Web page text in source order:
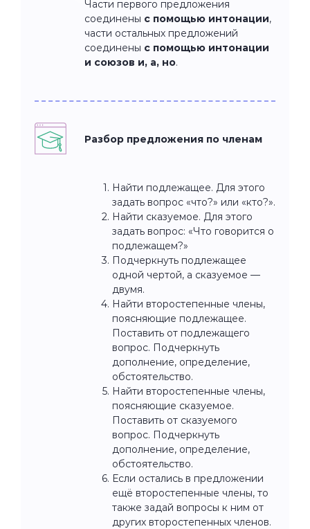
Части первого предложения
соединены с помощью интонации,
части остальных предложений
соединены с помощью интонации
и союзов и, а, но.
Разбор предложения по членам
Найти подлежащее. Для этого
задать вопрос «что?» или «кто?».
Найти сказуемое. Для этого
задать вопрос: «Что говорится о
подлежащем?»
Подчеркнуть подлежащее
одной чертой, а сказуемое —
двумя.
Найти второстепенные члены,
поясняющие подлежащее.
Поставить от подлежащего
вопрос. Подчеркнуть
дополнение, определение,
обстоятельство.
Найти второстепенные члены,
поясняющие сказуемое.
Поставить от сказуемого
вопрос. Подчеркнуть
дополнение, определение,
обстоятельство.
Если остались в предложении
ещё второстепенные члены, то
также задай вопросы к ним от
других второстепенных членов.